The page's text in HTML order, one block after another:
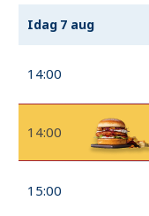
Idag 7 aug
14:00
14:00
15:00